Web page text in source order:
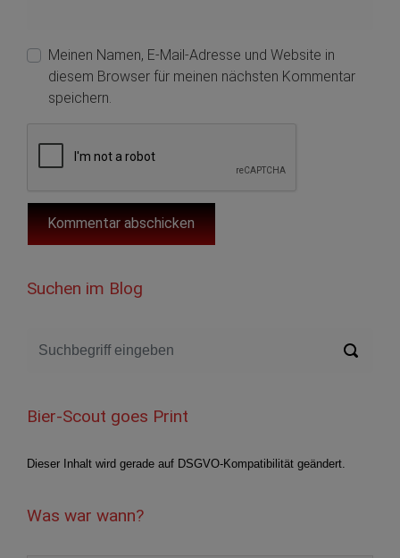
Meinen Namen, E-Mail-Adresse und Website in
diesem Browser für meinen nächsten Kommentar
speichern.
Suchen im Blog
Bier-Scout goes Print
Dieser Inhalt wird gerade auf DSGVO-Kompatibilität geändert.
Was war wann?